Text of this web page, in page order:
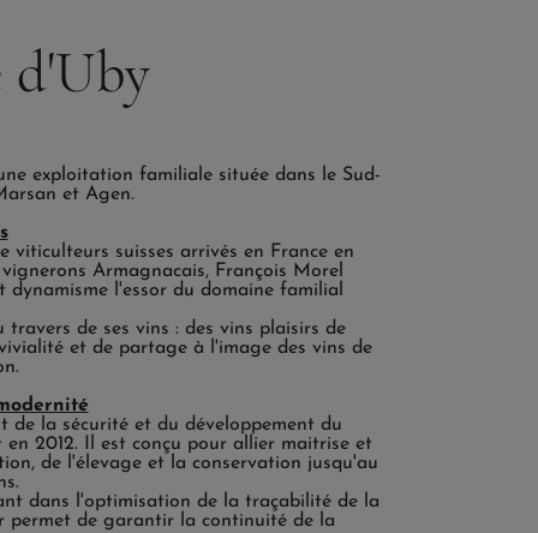
d'Uby
exploitation familiale située dans le Sud-
et Agen.
viticulteurs suisses arrivés en France en
Armagnacais, François Morel
dynamisme l'essor du domaine familial
travers de ses vins : des vins plaisirs de
et de partage à l'image des vins de
de la sécurité et du développement du
2012. Il est conçu pour allier maitrise et
de l'élevage et la conservation jusqu'au
dans l'optimisation de la traçabilité de la
permet de garantir la continuité de la